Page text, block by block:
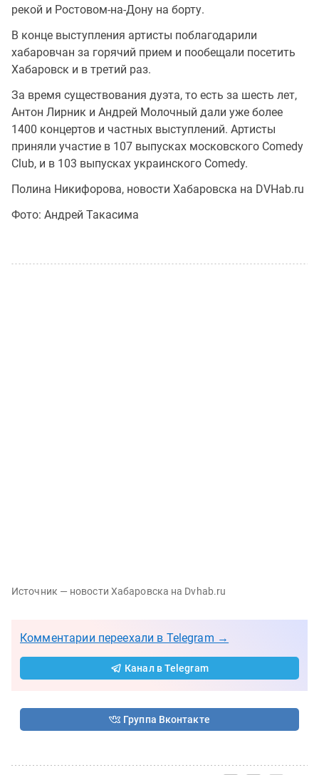
рекой и Ростовом-на-Дону на борту.
В конце выступления артисты поблагодарили
хабаровчан за горячий прием и пообещали посетить
Хабаровск и в третий раз.
За время существования дуэта, то есть за шесть лет,
Антон Лирник и Андрей Молочный дали уже более
1400 концертов и частных выступлений. Артисты
приняли участие в 107 выпусках московского Comedy
Club, и в 103 выпусках украинского Comedy.
Полина Никифорова, новости Хабаровска на DVHab.ru
Фото: Андрей Такасима
Источник — новости Хабаровска на Dvhab.ru
Комментарии переехали в Telegram →
Канал в Telegram
Группа Вконтакте